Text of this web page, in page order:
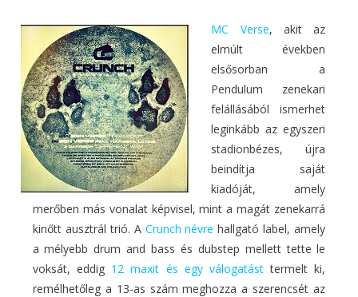
MC Verse, akit az
elmúlt években
elsősorban a
Pendulum zenekari
felállásából ismerhet
leginkább az egyszeri
stadionbézes, újra
beindítja saját
kiadóját, amely
merőben más vonalat képvisel, mint a magát zenekarrá
kinőtt ausztrál trió. A Crunch névre hallgató label, amely
a mélyebb drum and bass és dubstep mellett tette le
voksát, eddig 12 maxit és egy válogatást termelt ki,
remélhetőleg a 13-as szám meghozza a szerencsét az